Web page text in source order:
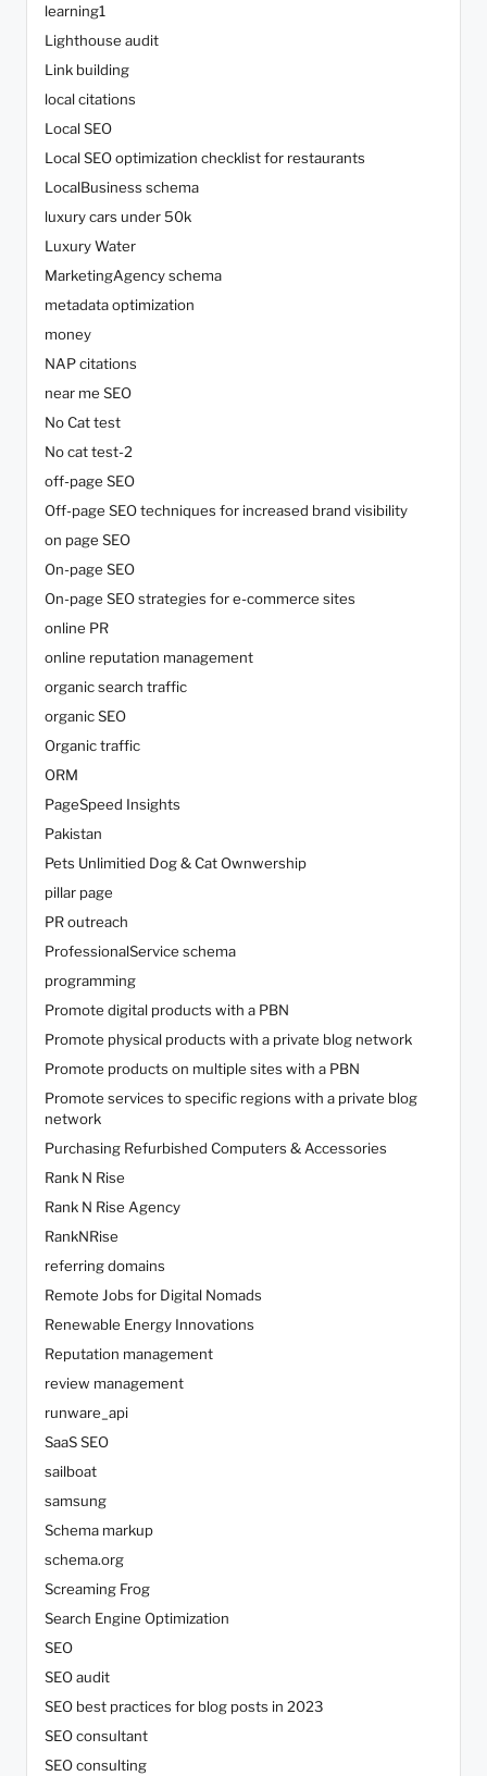
learning1
Lighthouse audit
Link building
local citations
Local SEO
Local SEO optimization checklist for restaurants
LocalBusiness schema
luxury cars under 50k
Luxury Water
MarketingAgency schema
metadata optimization
money
NAP citations
near me SEO
No Cat test
No cat test-2
off-page SEO
Off-page SEO techniques for increased brand visibility
on page SEO
On-page SEO
On-page SEO strategies for e-commerce sites
online PR
online reputation management
organic search traffic
organic SEO
Organic traffic
ORM
PageSpeed Insights
Pakistan
Pets Unlimitied Dog & Cat Ownwership
pillar page
PR outreach
ProfessionalService schema
programming
Promote digital products with a PBN
Promote physical products with a private blog network
Promote products on multiple sites with a PBN
Promote services to specific regions with a private blog
network
Purchasing Refurbished Computers & Accessories
Rank N Rise
Rank N Rise Agency
RankNRise
referring domains
Remote Jobs for Digital Nomads
Renewable Energy Innovations
Reputation management
review management
runware_api
SaaS SEO
sailboat
samsung
Schema markup
schema.org
Screaming Frog
Search Engine Optimization
SEO
SEO audit
SEO best practices for blog posts in 2023
SEO consultant
SEO consulting